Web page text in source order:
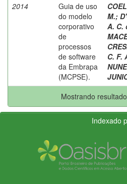
2014
Guia de uso
do modelo
corporativo
de
processos
de software
da Embrapa
(MCPSE).
M.;
A. C.
C. F.
Mostrando
Indexado